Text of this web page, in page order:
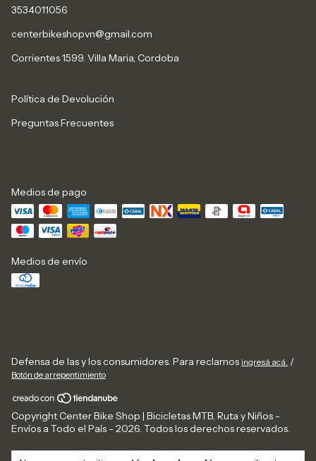
3534011056
centerbikeshopvn@gmail.com
Corrientes 1599. Villa Maria, Cordoba
Política de Devolución
Preguntas Frecuentes
Medios de pago
Medios de envío
Defensa de las y los consumidores. Para reclamos ingresá acá. /
Botón de arrepentimiento
Copyright Center Bike Shop | Bicicletas MTB, Ruta y Niños -
Envíos a Todo el País - 2026. Todos los derechos reservados.